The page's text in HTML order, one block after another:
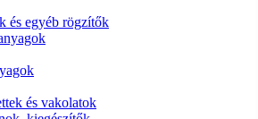
és egyéb rögzítők
és vakolatok